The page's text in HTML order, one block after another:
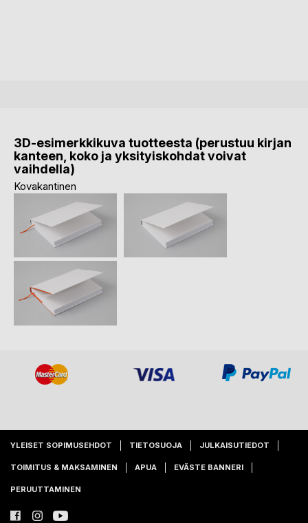
3D-esimerkkikuva tuotteesta (perustuu kirjan
kanteen, koko ja yksityiskohdat voivat
vaihdella)
Kovakantinen
YLEISET SOPIMUSEHDOT TIETOSUOJA JULKAISUTIEDOT
TOIMITUS & MAKSAMINEN APUA EVÄSTE BANNERI
PERUUTTAMINEN